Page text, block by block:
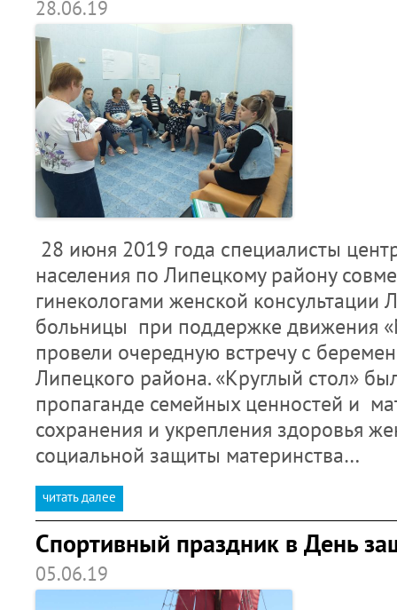
28.06.19
28 июня 2019 года специалисты
населения по Липецкому району
гинекологами женской консультации
больницы при поддержке движения
провели очередную встречу с
Липецкого района. «Круглый стол»
пропаганде семейных ценностей и
сохранения и укрепления здоровья
социальной защиты материнства…
читать далее
Спортивный праздник в День
05.06.19